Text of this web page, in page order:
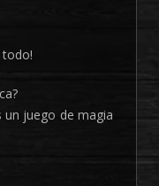
juego de magia